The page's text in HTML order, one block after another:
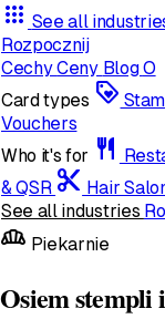
apps See all
Rozpocznij
CechyCeny BlogO
Card types loyalty
Vouchers
Who it's for restaurant
& QSR content_cut Hair
See all industries
bakery_dining Piekarnie
Osiem stempli